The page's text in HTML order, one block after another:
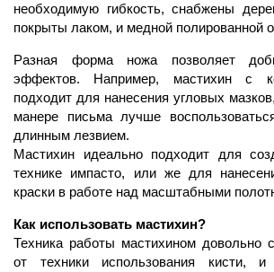
необходимую гибкость, снабжены
покрыты лаком, и медной полированной
Разная форма ножа позволяет
эффектов. Например, мастихин с
подходит для нанесения угловых
манере письма лучше
длинным лезвием.
Мастихин идеально подходит для
технике импасто, или же для
краски в работе над масштабными
Как использовать мастихин?
Техника работы мастихином довольно
от техники использования кисти,